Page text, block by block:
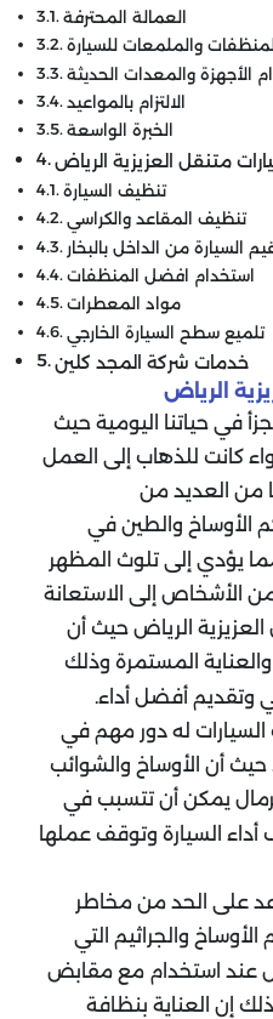
العمالة المحترفة
والملمعات للسيارة
الالتزام بالمواعيد
متنقل العزيزية الرياض
تنظيف السيارة
تنظيف المقاعد والكراسي
السيارة من الداخل بالبخار
استخدام افضل المنظفات
مواد المعطرات
تلميع سطح السيارة الخارجي
خدمات شركة المجد كلين
الرياض
في حياتنا اليومية حيث
كانت للذهاب إلى العمل
من العديد من
الأوساخ والطين في
يؤدي إلى تلوث المظهر
من الأشخاص إلى الاستعانة
الرياض حيث أن
والعناية المستمرة وذلك
وتقديم أفضل أداء.
له دور مهم في
حيث أن الأوساخ والشوائب
يمكن أن تتسبب في
السيارة وتوقف عملها
على الحد من مخاطر
الأوساخ والجراثيم التي
عند استخدام مع مقابض
إن العناية بنظافة